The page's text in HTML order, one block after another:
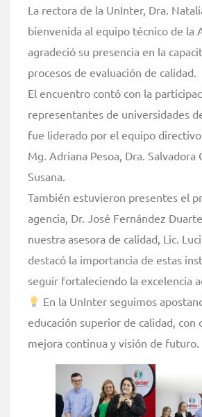
La rectora de la UnInter, Dra.
bienvenida al equipo técnico de la
agradeció su presencia en la
procesos de evaluación de calidad.
El encuentro contó con la
representantes de universidades
fue liderado por el equipo directivo
Mg. Adriana Pesoa, Dra. Salvadora
Susana.
También estuvieron presentes el
agencia, Dr. José Fernández
nuestra asesora de calidad, Lic.
destacó la importancia de estas
seguir fortaleciendo la excelencia
En la UnInter seguimos
educación superior de calidad, con
mejora continua y visión de futuro.